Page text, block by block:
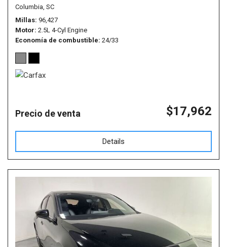
Columbia, SC
Millas 96,427
Motor 2.5L 4-Cyl Engine
Economía de combustible 24/33
Precio de venta $17,962
Details